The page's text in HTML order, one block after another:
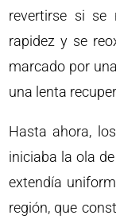
revertirse si se
rapidez y se
marcado por
una lenta
Hasta ahora,
iniciaba la ola
extendía
región, que